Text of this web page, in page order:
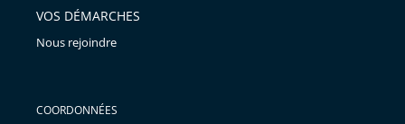
VOS DÉMARCHES
Nous rejoindre
COORDONNÉES